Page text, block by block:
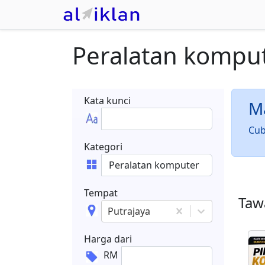
Peralatan
Kata kunci
Kategori
Tempat
Putrajaya
Harga dari
RM